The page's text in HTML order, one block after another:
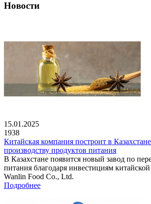
Новости
15.01.2025
1938
Китайская компания построит в
производству продуктов питания
В Казахстане появится новый завод по
питания благодаря инвестициям
Wanlin Food Co., Ltd.
Подробнее